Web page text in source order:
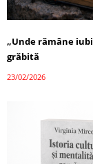
„Unde rămâne
grăbită
23/02/2026